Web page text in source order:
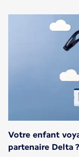
Votre enfant
partenaire Delta ?